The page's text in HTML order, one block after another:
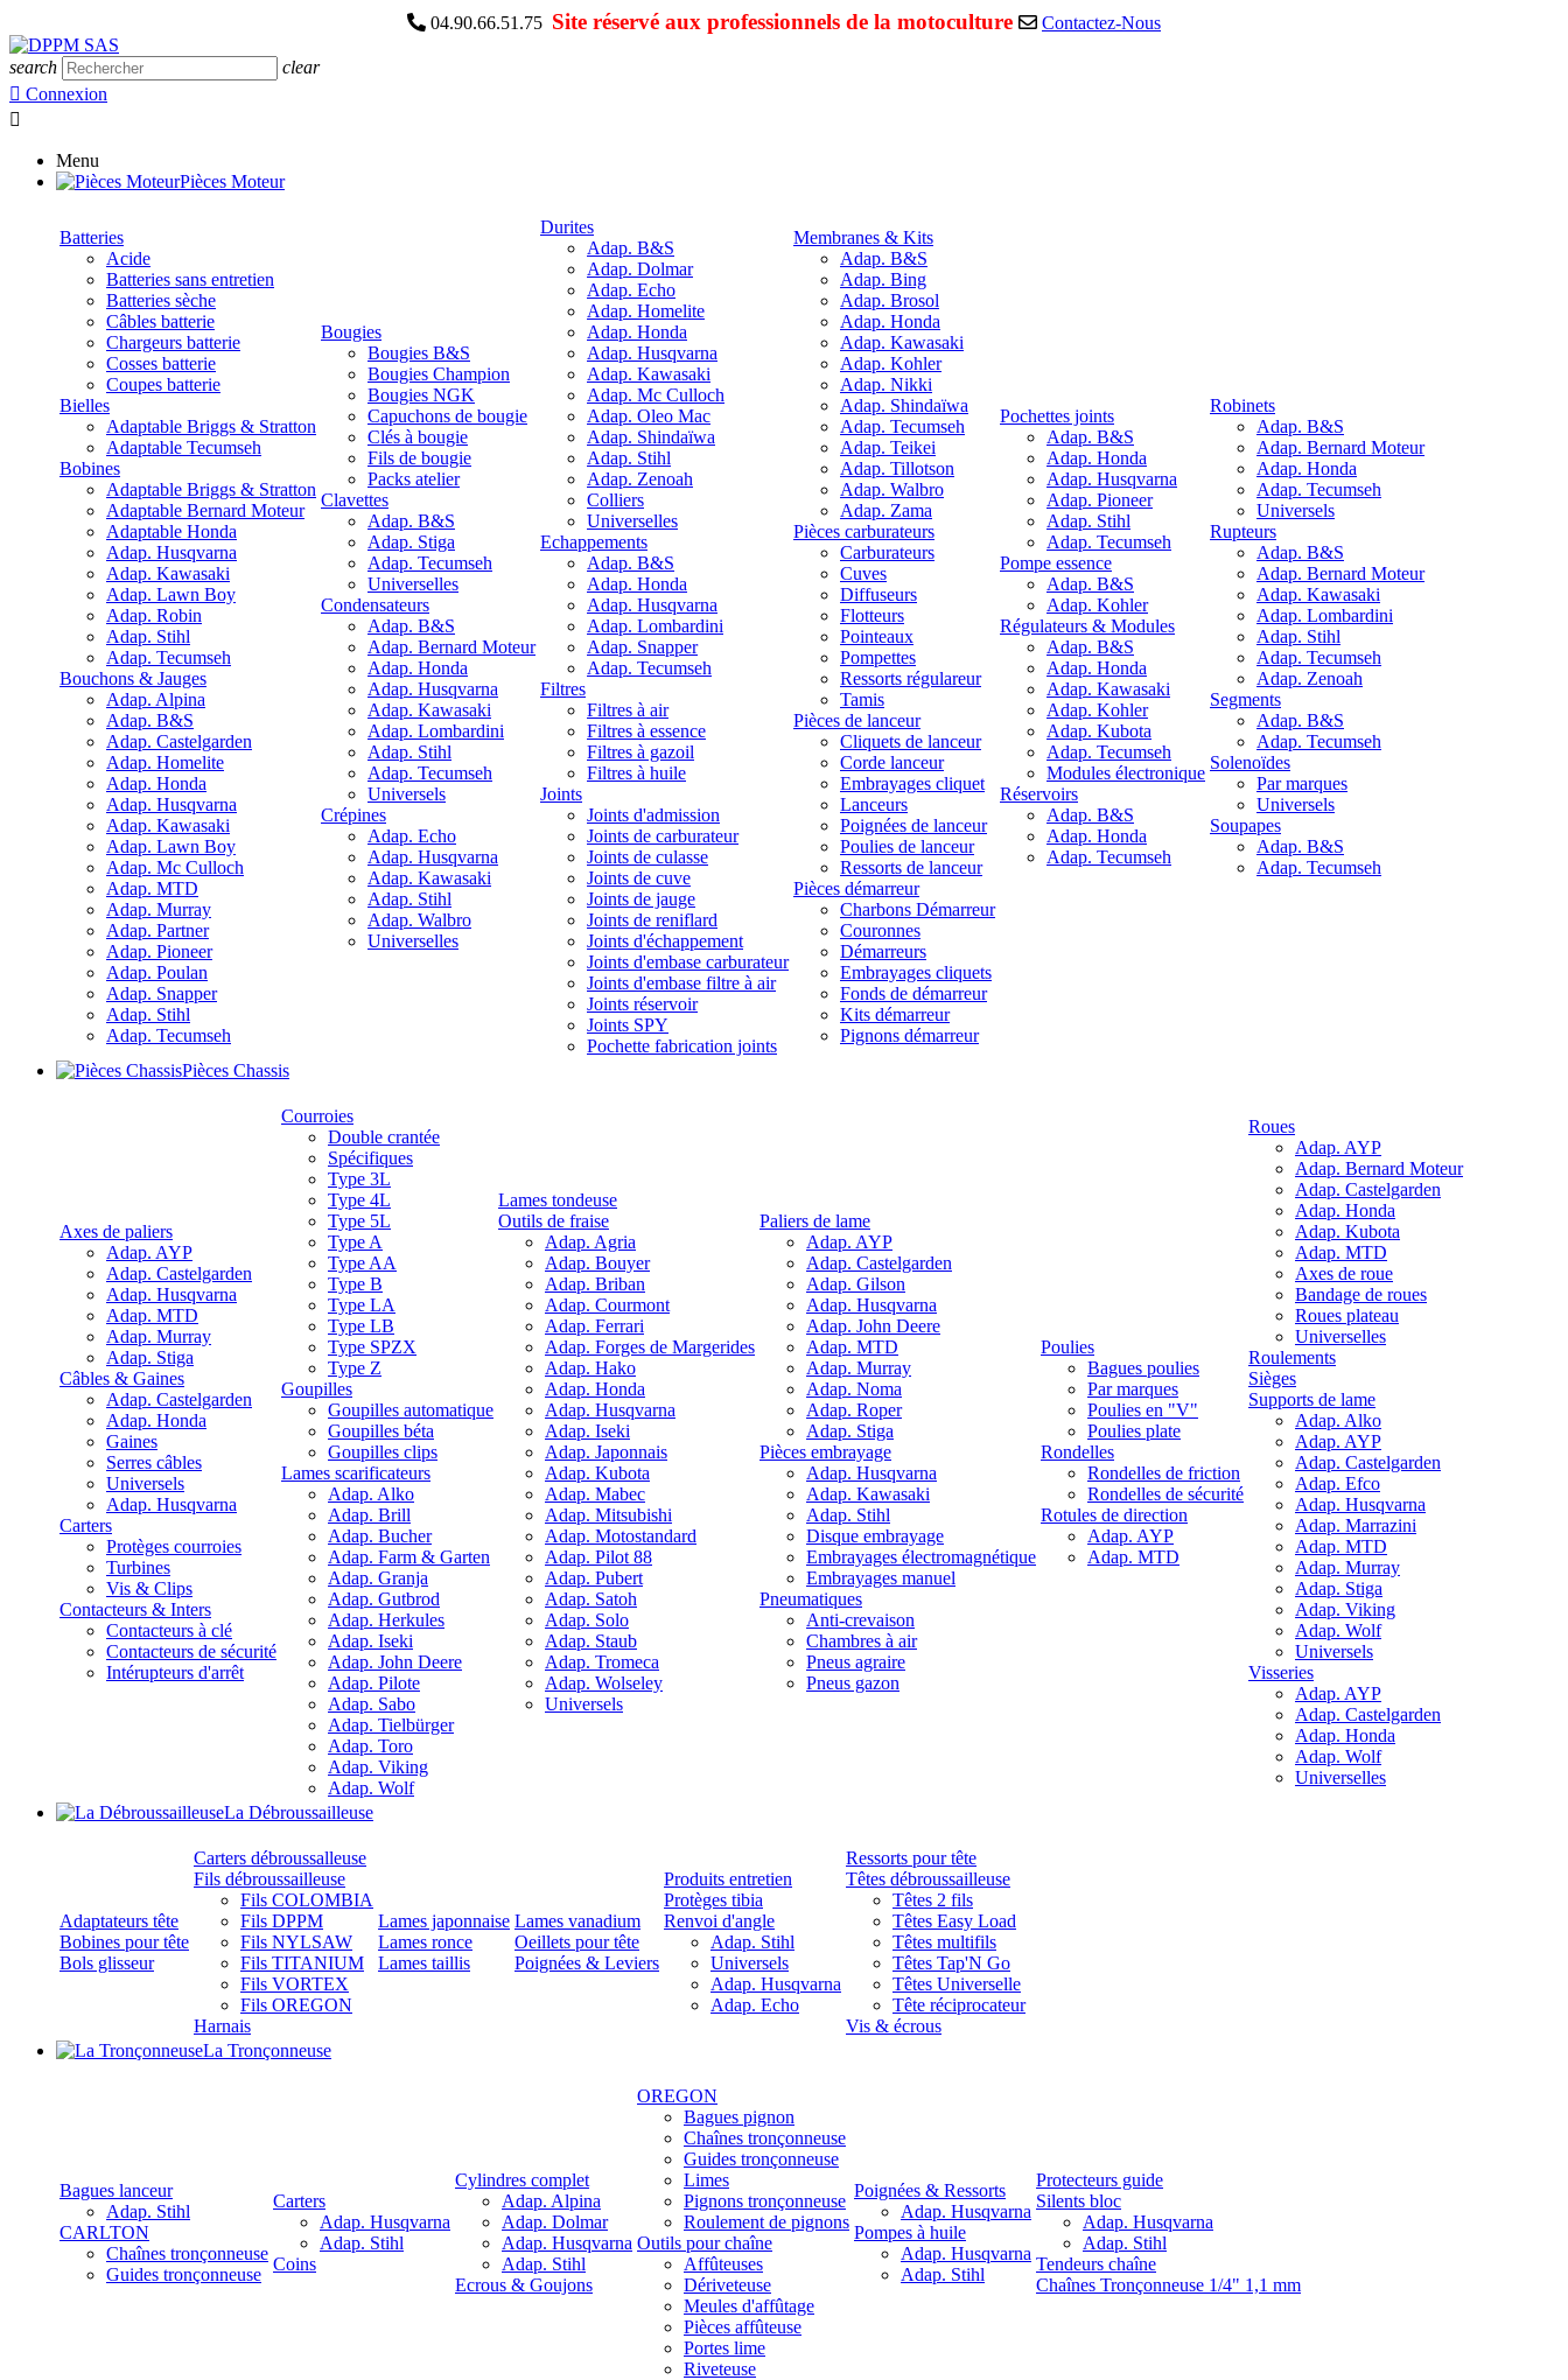
04.90.66.51.75 Site réservé aux professionnels de la motoculture Contactez-Nous
search
clear
 Connexion

Menu
Pièces Moteur
Batteries
Acide
Batteries sans entretien
Batteries sèche
Câbles batterie
Chargeurs batterie
Cosses batterie
Coupes batterie
Bielles
Adaptable Briggs & Stratton
Adaptable Tecumseh
Bobines
Adaptable Briggs & Stratton
Adaptable Bernard Moteur
Adaptable Honda
Adap. Husqvarna
Adap. Kawasaki
Adap. Lawn Boy
Adap. Robin
Adap. Stihl
Adap. Tecumseh
Bouchons & Jauges
Adap. Alpina
Adap. B&S
Adap. Castelgarden
Adap. Homelite
Adap. Honda
Adap. Husqvarna
Adap. Kawasaki
Adap. Lawn Boy
Adap. Mc Culloch
Adap. MTD
Adap. Murray
Adap. Partner
Adap. Pioneer
Adap. Poulan
Adap. Snapper
Adap. Stihl
Adap. Tecumseh
Bougies
Bougies B&S
Bougies Champion
Bougies NGK
Capuchons de bougie
Clés à bougie
Fils de bougie
Packs atelier
Clavettes
Adap. B&S
Adap. Stiga
Adap. Tecumseh
Universelles
Condensateurs
Adap. B&S
Adap. Bernard Moteur
Adap. Honda
Adap. Husqvarna
Adap. Kawasaki
Adap. Lombardini
Adap. Stihl
Adap. Tecumseh
Universels
Crépines
Adap. Echo
Adap. Husqvarna
Adap. Kawasaki
Adap. Stihl
Adap. Walbro
Universelles
Durites
Adap. B&S
Adap. Dolmar
Adap. Echo
Adap. Homelite
Adap. Honda
Adap. Husqvarna
Adap. Kawasaki
Adap. Mc Culloch
Adap. Oleo Mac
Adap. Shindaïwa
Adap. Stihl
Adap. Zenoah
Colliers
Universelles
Echappements
Adap. B&S
Adap. Honda
Adap. Husqvarna
Adap. Lombardini
Adap. Snapper
Adap. Tecumseh
Filtres
Filtres à air
Filtres à essence
Filtres à gazoil
Filtres à huile
Joints
Joints d'admission
Joints de carburateur
Joints de culasse
Joints de cuve
Joints de jauge
Joints de reniflard
Joints d'échappement
Joints d'embase carburateur
Joints d'embase filtre à air
Joints réservoir
Joints SPY
Pochette fabrication joints
Membranes & Kits
Adap. B&S
Adap. Bing
Adap. Brosol
Adap. Honda
Adap. Kawasaki
Adap. Kohler
Adap. Nikki
Adap. Shindaïwa
Adap. Tecumseh
Adap. Teikei
Adap. Tillotson
Adap. Walbro
Adap. Zama
Pièces carburateurs
Carburateurs
Cuves
Diffuseurs
Flotteurs
Pointeaux
Pompettes
Ressorts régulareur
Tamis
Pièces de lanceur
Cliquets de lanceur
Corde lanceur
Embrayages cliquet
Lanceurs
Poignées de lanceur
Poulies de lanceur
Ressorts de lanceur
Pièces démarreur
Charbons Démarreur
Couronnes
Démarreurs
Embrayages cliquets
Fonds de démarreur
Kits démarreur
Pignons démarreur
Pochettes joints
Adap. B&S
Adap. Honda
Adap. Husqvarna
Adap. Pioneer
Adap. Stihl
Adap. Tecumseh
Pompe essence
Adap. B&S
Adap. Kohler
Régulateurs & Modules
Adap. B&S
Adap. Honda
Adap. Kawasaki
Adap. Kohler
Adap. Kubota
Adap. Tecumseh
Modules électronique
Réservoirs
Adap. B&S
Adap. Honda
Adap. Tecumseh
Robinets
Adap. B&S
Adap. Bernard Moteur
Adap. Honda
Adap. Tecumseh
Universels
Rupteurs
Adap. B&S
Adap. Bernard Moteur
Adap. Kawasaki
Adap. Lombardini
Adap. Stihl
Adap. Tecumseh
Adap. Zenoah
Segments
Adap. B&S
Adap. Tecumseh
Solenoïdes
Par marques
Universels
Soupapes
Adap. B&S
Adap. Tecumseh
Pièces Chassis
Axes de paliers
Adap. AYP
Adap. Castelgarden
Adap. Husqvarna
Adap. MTD
Adap. Murray
Adap. Stiga
Câbles & Gaines
Adap. Castelgarden
Adap. Honda
Gaines
Serres câbles
Universels
Adap. Husqvarna
Carters
Protèges courroies
Turbines
Vis & Clips
Contacteurs & Inters
Contacteurs à clé
Contacteurs de sécurité
Intérupteurs d'arrêt
Courroies
Double crantée
Spécifiques
Type 3L
Type 4L
Type 5L
Type A
Type AA
Type B
Type LA
Type LB
Type SPZX
Type Z
Goupilles
Goupilles automatique
Goupilles béta
Goupilles clips
Lames scarificateurs
Adap. Alko
Adap. Brill
Adap. Bucher
Adap. Farm & Garten
Adap. Granja
Adap. Gutbrod
Adap. Herkules
Adap. Iseki
Adap. John Deere
Adap. Pilote
Adap. Sabo
Adap. Tielbürger
Adap. Toro
Adap. Viking
Adap. Wolf
Lames tondeuse
Outils de fraise
Adap. Agria
Adap. Bouyer
Adap. Briban
Adap. Courmont
Adap. Ferrari
Adap. Forges de Margerides
Adap. Hako
Adap. Honda
Adap. Husqvarna
Adap. Iseki
Adap. Japonnais
Adap. Kubota
Adap. Mabec
Adap. Mitsubishi
Adap. Motostandard
Adap. Pilot 88
Adap. Pubert
Adap. Satoh
Adap. Solo
Adap. Staub
Adap. Tromeca
Adap. Wolseley
Universels
Paliers de lame
Adap. AYP
Adap. Castelgarden
Adap. Gilson
Adap. Husqvarna
Adap. John Deere
Adap. MTD
Adap. Murray
Adap. Noma
Adap. Roper
Adap. Stiga
Pièces embrayage
Adap. Husqvarna
Adap. Kawasaki
Adap. Stihl
Disque embrayage
Embrayages électromagnétique
Embrayages manuel
Pneumatiques
Anti-crevaison
Chambres à air
Pneus agraire
Pneus gazon
Poulies
Bagues poulies
Par marques
Poulies en "V"
Poulies plate
Rondelles
Rondelles de friction
Rondelles de sécurité
Rotules de direction
Adap. AYP
Adap. MTD
Roues
Adap. AYP
Adap. Bernard Moteur
Adap. Castelgarden
Adap. Honda
Adap. Kubota
Adap. MTD
Axes de roue
Bandage de roues
Roues plateau
Universelles
Roulements
Sièges
Supports de lame
Adap. Alko
Adap. AYP
Adap. Castelgarden
Adap. Efco
Adap. Husqvarna
Adap. Marrazini
Adap. MTD
Adap. Murray
Adap. Stiga
Adap. Viking
Adap. Wolf
Universels
Visseries
Adap. AYP
Adap. Castelgarden
Adap. Honda
Adap. Wolf
Universelles
La Débroussailleuse
Adaptateurs tête
Bobines pour tête
Bols glisseur
Carters débroussalleuse
Fils débroussailleuse
Fils COLOMBIA
Fils DPPM
Fils NYLSAW
Fils TITANIUM
Fils VORTEX
Fils OREGON
Harnais
Lames japonnaise
Lames ronce
Lames taillis
Lames vanadium
Oeillets pour tête
Poignées & Leviers
Produits entretien
Protèges tibia
Renvoi d'angle
Adap. Stihl
Universels
Adap. Husqvarna
Adap. Echo
Ressorts pour tête
Têtes débroussailleuse
Têtes 2 fils
Têtes Easy Load
Têtes multifils
Têtes Tap'N Go
Têtes Universelle
Tête réciprocateur
Vis & écrous
La Tronçonneuse
Bagues lanceur
Adap. Stihl
CARLTON
Chaînes tronçonneuse
Guides tronçonneuse
Carters
Adap. Husqvarna
Adap. Stihl
Coins
Cylindres complet
Adap. Alpina
Adap. Dolmar
Adap. Husqvarna
Adap. Stihl
Ecrous & Goujons
OREGON
Bagues pignon
Chaînes tronçonneuse
Guides tronçonneuse
Limes
Pignons tronçonneuse
Roulement de pignons
Outils pour chaîne
Affûteuses
Dériveteuse
Meules d'affûtage
Pièces affûteuse
Portes lime
Riveteuse
Poignées & Ressorts
Adap. Husqvarna
Pompes à huile
Adap. Husqvarna
Adap. Stihl
Protecteurs guide
Silents bloc
Adap. Husqvarna
Adap. Stihl
Tendeurs chaîne
Chaînes Tronçonneuse 1/4" 1,1 mm